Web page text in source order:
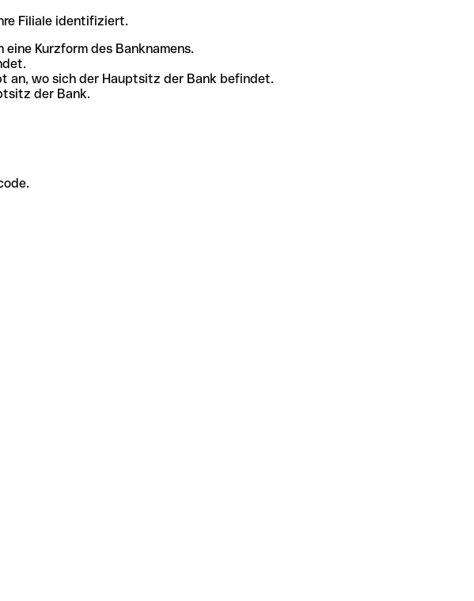
Filiale identifiziert.
Kurzform des Banknamens.
an, wo sich der Hauptsitz der Bank befindet.
der Bank.